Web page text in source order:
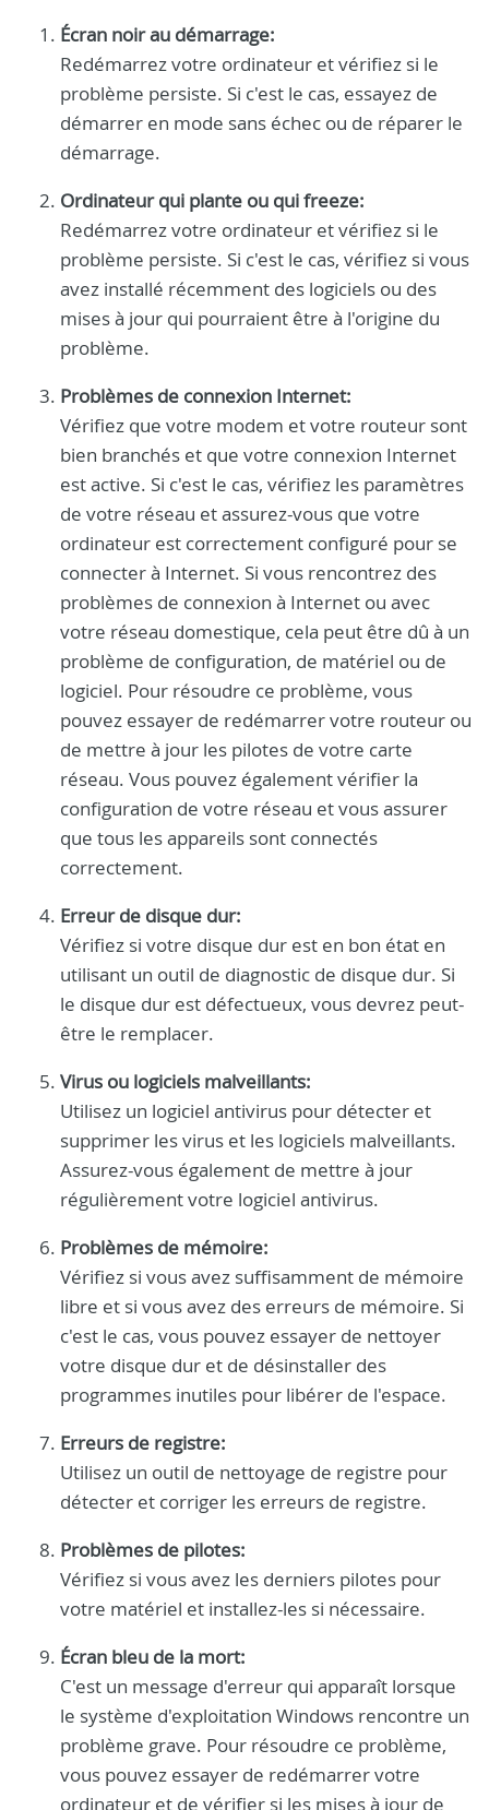
Écran noir au démarrage:
Redémarrez votre ordinateur et vérifiez si le
problème persiste. Si c'est le cas, essayez de
démarrer en mode sans échec ou de réparer le
démarrage.
Ordinateur qui plante ou qui freeze:
Redémarrez votre ordinateur et vérifiez si le
problème persiste. Si c'est le cas, vérifiez si vous
avez installé récemment des logiciels ou des
mises à jour qui pourraient être à l'origine du
problème.
Problèmes de connexion Internet:
Vérifiez que votre modem et votre routeur sont
bien branchés et que votre connexion Internet
est active. Si c'est le cas, vérifiez les paramètres
de votre réseau et assurez-vous que votre
ordinateur est correctement configuré pour se
connecter à Internet. Si vous rencontrez des
problèmes de connexion à Internet ou avec
votre réseau domestique, cela peut être dû à un
problème de configuration, de matériel ou de
logiciel. Pour résoudre ce problème, vous
pouvez essayer de redémarrer votre routeur ou
de mettre à jour les pilotes de votre carte
réseau. Vous pouvez également vérifier la
configuration de votre réseau et vous assurer
que tous les appareils sont connectés
correctement.
Erreur de disque dur:
Vérifiez si votre disque dur est en bon état en
utilisant un outil de diagnostic de disque dur. Si
le disque dur est défectueux, vous devrez peut-
être le remplacer.
Virus ou logiciels malveillants:
Utilisez un logiciel antivirus pour détecter et
supprimer les virus et les logiciels malveillants.
Assurez-vous également de mettre à jour
régulièrement votre logiciel antivirus.
Problèmes de mémoire:
Vérifiez si vous avez suffisamment de mémoire
libre et si vous avez des erreurs de mémoire. Si
c'est le cas, vous pouvez essayer de nettoyer
votre disque dur et de désinstaller des
programmes inutiles pour libérer de l'espace.
Erreurs de registre:
Utilisez un outil de nettoyage de registre pour
détecter et corriger les erreurs de registre.
Problèmes de pilotes:
Vérifiez si vous avez les derniers pilotes pour
votre matériel et installez-les si nécessaire.
Écran bleu de la mort:
C'est un message d'erreur qui apparaît lorsque
le système d'exploitation Windows rencontre un
problème grave. Pour résoudre ce problème,
vous pouvez essayer de redémarrer votre
ordinateur et de vérifier si les mises à jour de